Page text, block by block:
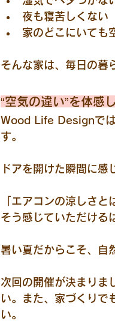
夜も寝苦しくない
家のどこにいても
そんな家は、毎日の暮
“空気の違い”を体感
Wood Life Designでは
す。
ドアを開けた瞬間に感
「エアコンの涼しさと
そう感じていただける
暑い夏だからこそ、自
次回の開催が決まりま
い。また、家づくり
い。